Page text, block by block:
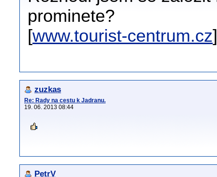
prominete?
[www.tourist-centrum.cz]
zuzkas
Re: Rady na cestu k Jadranu.
19. 06. 2013 08:44
PetrV